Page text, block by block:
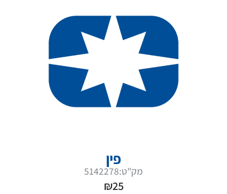
פין
מק"ט:5142278
₪25